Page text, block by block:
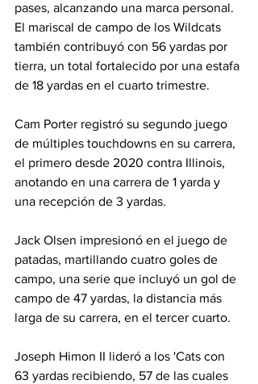
pases, alcanzando una marca personal.
El mariscal de campo de los Wildcats
también contribuyó con 56 yardas por
tierra, un total fortalecido por una estafa
de 18 yardas en el cuarto trimestre.
Cam Porter registró su segundo juego
de múltiples touchdowns en su carrera,
el primero desde 2020 contra Illinois,
anotando en una carrera de 1 yarda y
una recepción de 3 yardas.
Jack Olsen impresionó en el juego de
patadas, martillando cuatro goles de
campo, una serie que incluyó un gol de
campo de 47 yardas, la distancia más
larga de su carrera, en el tercer cuarto.
Joseph Himon II lideró a los 'Cats con
63 yardas recibiendo, 57 de las cuales